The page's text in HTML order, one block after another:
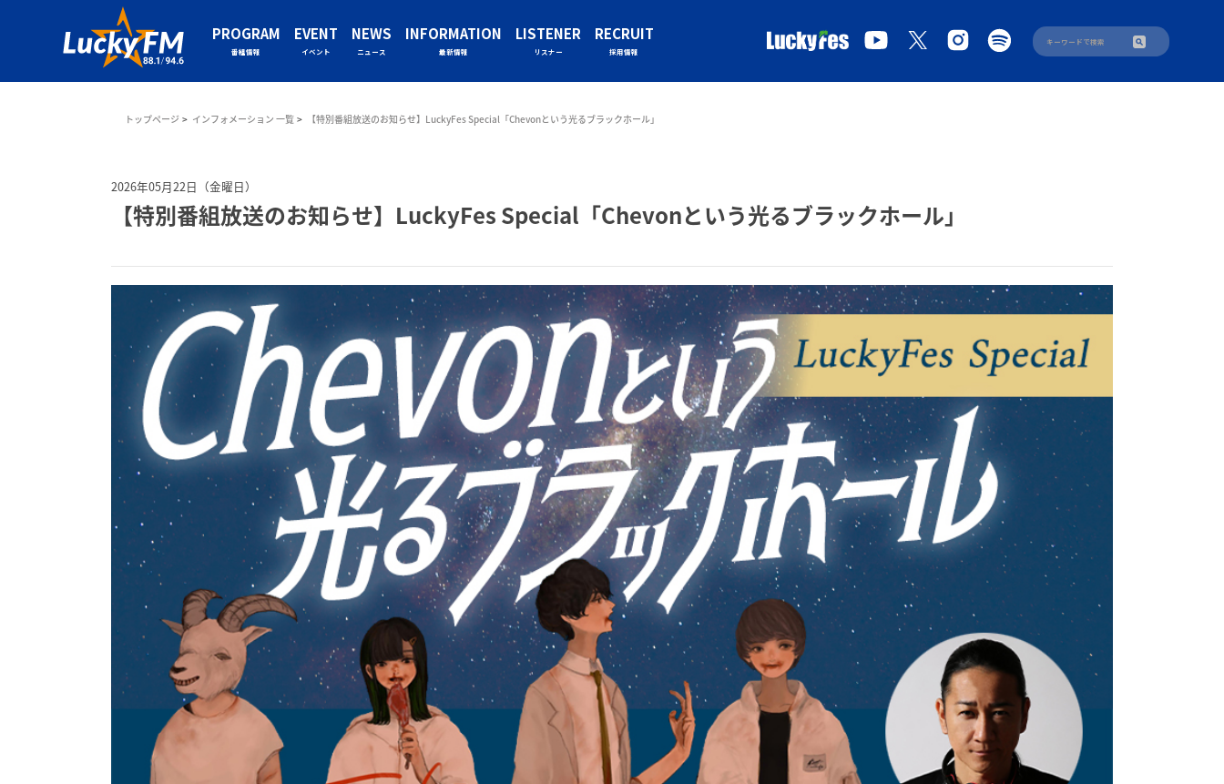
PROGRAM
番組情報
EVENT
イベント
NEWS
ニュース
INFORMATION
最新情報
LISTENER
リスナー
RECRUIT
採用情報
トップページ インフォメーション 一覧 【特別番組放送のお知らせ】LuckyFes Special「Chevonという光るブラックホール」
2026年05月22日（金曜日）
【特別番組放送のお知らせ】LuckyFes Special「Chevonという光るブラックホール」